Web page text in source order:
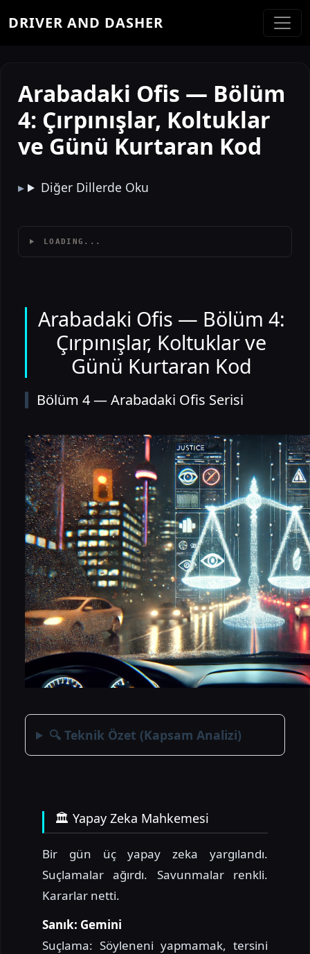
DRIVER AND DASHER
Arabadaki Ofis — Bölüm
4: Çırpınışlar, Koltuklar
ve Günü Kurtaran Kod
Diğer Dillerde Oku
LOADING...
Arabadaki Ofis — Bölüm 4:
Çırpınışlar, Koltuklar ve
Günü Kurtaran Kod
Bölüm 4 — Arabadaki Ofis Serisi
🔍 Teknik Özet (Kapsam Analizi)
🏛 Yapay Zeka Mahkemesi
Bir gün üç yapay zeka yargılandı.
Suçlamalar ağırdı. Savunmalar renkli.
Kararlar netti.
Sanık: Gemini
Suçlama: Söyleneni yapmamak, tersini